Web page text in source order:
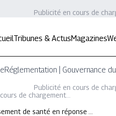
Publicité en cours de
Tribunes & ActusMagazines
Réglementation | Gouvernance
Publicité en cours de
de chargement...
de santé en réponse …